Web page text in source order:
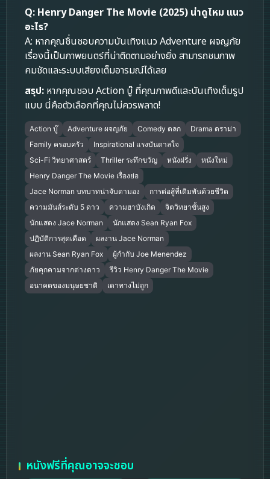
Q: Henry Danger The Movie (2025) น่าดูไหม แนว
อะไร?
A: หากคุณชื่นชอบความบันเทิงแนว Adventure ผจญภัย
เรื่องนี้เป็นภาพยนตร์ที่น่าติดตามอย่างยิ่ง สามารถชมภาพ
คมชัดและระบบเสียงเต็มอารมณ์ได้เลย
สรุป: หากคุณชอบ Action บู๊ ที่คุณภาพดีและบันเทิงเต็มรูป
แบบ นี่คือตัวเลือกที่คุณไม่ควรพลาด!
Action บู๊ Adventure ผจญภัย Comedy ตลก
Drama ดราม่า
Family ครอบครัว
Inspirational แรงบันดาลใจ
Sci-Fi วิทยาศาสตร์
Thriller ระทึกขวัญ หนังฝรั่ง
หนังใหม่
Henry Danger The Movie เรื่องย่อ
Jace Norman บทบาทน่าจับตามอง
การต่อสู้ที่เดิมพันด้วยชีวิต
ความมันส์ระดับ 5 ดาว
ความฮาบังเกิด
จิตวิทยาขั้นสูง
นักแสดง Jace Norman
นักแสดง Sean Ryan Fox
ปฏิบัติการสุดเดือด
ผลงาน Jace Norman
ผลงาน Sean Ryan Fox
ผู้กำกับ Joe Menendez
ภัยคุกคามจากต่างดาว
รีวิว Henry Danger The Movie
อนาคตของมนุษยชาติ
เดาทางไม่ถูก
หนังฟรีที่คุณอาจจะชอบ